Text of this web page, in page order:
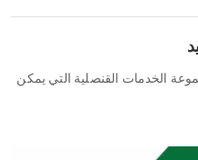
الخدمات القنصلية التي يمكن